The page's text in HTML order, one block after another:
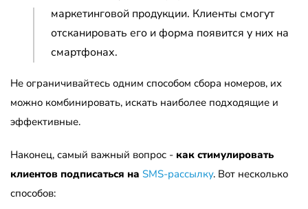
маркетинговой продукции. Клиенты смогут
отсканировать его и форма появится у них на
смартфонах.
Не ограничивайтесь одним способом сбора номеров, их
можно комбинировать, искать наиболее подходящие и
эффективные.
Наконец, самый важный вопрос - как стимулировать
клиентов подписаться на SMS-рассылку. Вот несколько
способов: